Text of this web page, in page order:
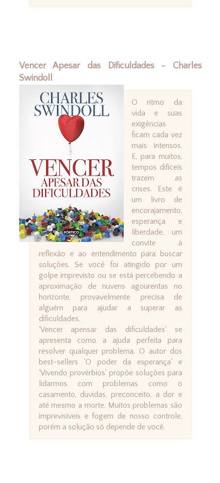
Vencer Apesar das Dificuldades - Charles
Swindoll
O ritmo da
vida e suas
exigências
ficam cada vez
mais intensos.
E, para muitos,
tempos difíceis
trazem as
crises. Este é
um livro de
encorajamento,
esperança e
liberdade, um
convite à
reflexão e ao entendimento para buscar
soluções. Se você foi atingido por um
golpe imprevisto ou se está percebendo a
aproximação de nuvens agourentas no
horizonte, provavelmente precisa de
alguém para ajudar a superar as
dificuldades.
'Vencer apensar das dificuldades' se
apresenta como a ajuda perfeita para
resolver qualquer problema. O autor dos
best-sellers 'O poder da esperança' e
'Vivendo provérbios' propõe soluções para
lidarmos com problemas como o
casamento, dúvidas, preconceito, a dor e
até mesmo a morte. Muitos problemas são
imprevisíveis e fogem de nosso controle,
porém a solução só depende de você.